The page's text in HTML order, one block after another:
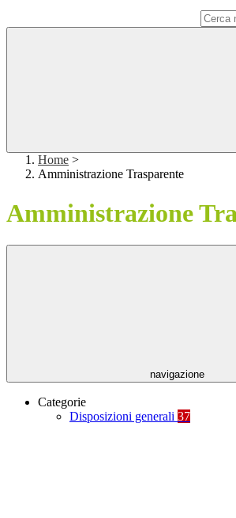
Home >
Amministrazione Trasparente
Amministrazione
navigazione
Categorie
Disposizioni generali 37